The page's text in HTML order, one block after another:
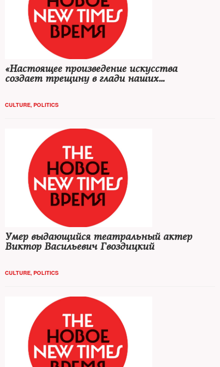
«Настоящее произведение искусства
создает трещину в глади наших
CULTURE, POLITICS
Умер выдающийся театральный актер
Виктор Васильевич Гвоздицкий
CULTURE, POLITICS